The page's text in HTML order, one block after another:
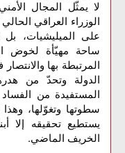
لا يمثّل المجال الأمني
الوزراء
العراقي الحالي
على
الميليشيات، بل
ساحة
مهيّأة لخوض
المرتبطة بها والانتصار
الدولة
وتحدّ من
المستفيدة من الفساد
سطوتها وتغوّلها، وهذا
يستطيع
تحقيقه إلا
الخريف
الماضي.